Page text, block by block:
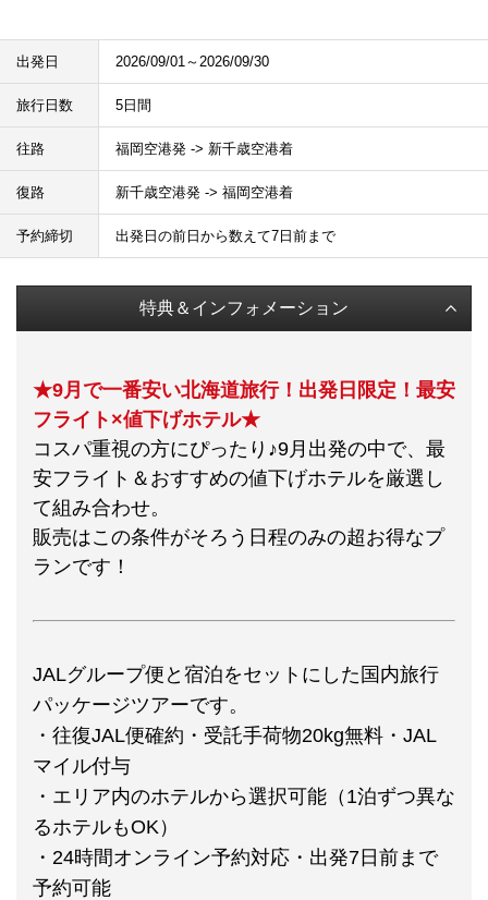
出発日 2026/09/01～2026/09/30
旅行日数 5日間
往路 福岡空港発 -> 新千歳空港着
復路 新千歳空港発 -> 福岡空港着
予約締切 出発日の前日から数えて7日前まで
特典＆インフォメーション
★9月で一番安い北海道旅行！出発日限定！最安
フライト×値下げホテル★
コスパ重視の方にぴったり♪9月出発の中で、最
安フライト＆おすすめの値下げホテルを厳選し
て組み合わせ。
販売はこの条件がそろう日程のみの超お得なプ
ランです！
JALグループ便と宿泊をセットにした国内旅行
パッケージツアーです。
・往復JAL便確約・受託手荷物20kg無料・JAL
マイル付与
・エリア内のホテルから選択可能（1泊ずつ異な
るホテルもOK）
・24時間オンライン予約対応・出発7日前まで
予約可能